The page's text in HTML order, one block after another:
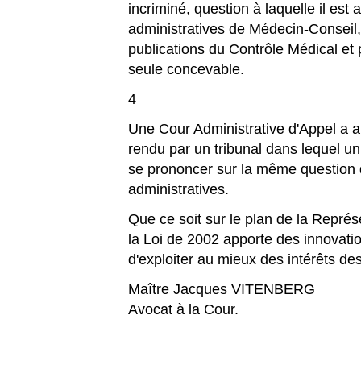
incriminé, question à laquelle il est
administratives de Médecin-
publications du Contrôle Médical
seule concevable.
4
Une Cour Administrative d'Appel a
rendu par un tribunal dans lequel
se prononcer sur la même
administratives.
Que ce soit sur le plan de la
la Loi de 2002 apporte des
d'exploiter au mieux des intérêts
Maître Jacques VITENBERG
Avocat à la Cour.